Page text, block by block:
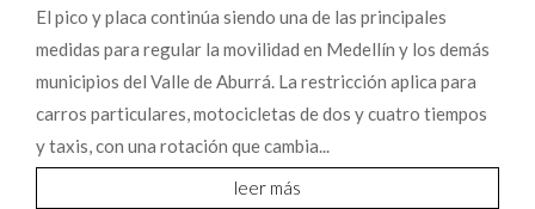
El pico y placa continúa siendo una de las principales
medidas para regular la movilidad en Medellín y los demás
municipios del Valle de Aburrá. La restricción aplica para
carros particulares, motocicletas de dos y cuatro tiempos
y taxis, con una rotación que cambia...
leer más